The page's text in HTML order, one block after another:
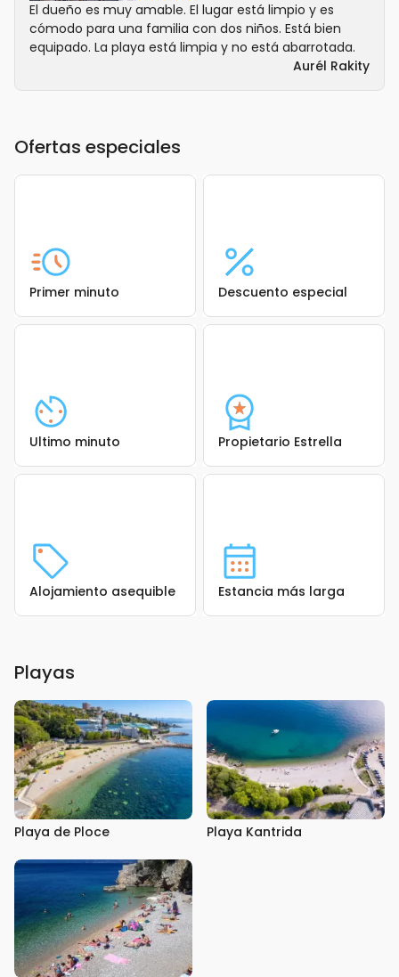
El dueño es muy amable. El lugar está limpio y es
cómodo para una familia con dos niños. Está bien
equipado. La playa está limpia y no está abarrotada.
Aurél Rakity
Ofertas especiales
Primer minuto Descuento especial
Ultimo minuto Propietario Estrella
Alojamiento asequible Estancia más larga
Playas
Playa de Ploce Playa Kantrida